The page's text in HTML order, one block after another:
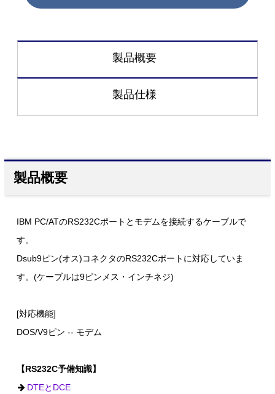
製品概要
製品仕様
製品概要
IBM PC/ATのRS232Cポートとモデムを接続するケーブルで
す。
Dsub9ピン(オス)コネクタのRS232Cポートに対応していま
す。(ケーブルは9ピンメス・インチネジ)
[対応機能]
DOS/V9ピン -- モデム
【RS232C予備知識】
DTEとDCE